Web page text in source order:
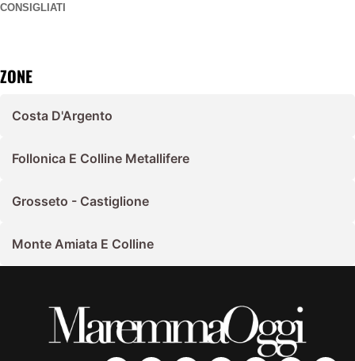
CONSIGLIATI
ZONE
Costa D'Argento
Follonica E Colline Metallifere
Grosseto - Castiglione
Monte Amiata E Colline